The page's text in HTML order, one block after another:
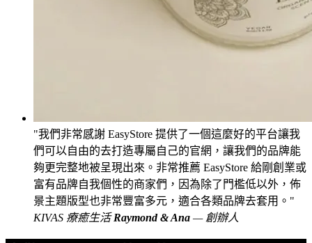
我們非常感謝 EasyStore 提供了一個這麼好的平台讓我
們可以自由的去打造專屬自己的官網，讓我們的品牌能
夠更完整地被呈現出來。非常推薦 EasyStore 給剛創業或
富有品牌自我個性的商家們，因為除了門檻低以外，佈
景主題版型也非常豐富多元，適合各類品牌去套用。
KIVAS 療癒生活Raymond & Ana — 創辦人